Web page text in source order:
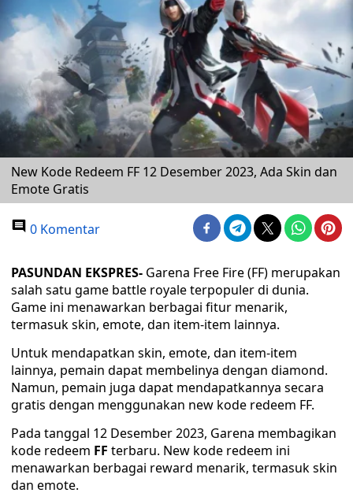
New Kode Redeem FF 12 Desember 2023, Ada Skin dan
Emote Gratis
0 Komentar
PASUNDAN EKSPRES- Garena Free Fire (FF) merupakan
salah satu game battle royale terpopuler di dunia.
Game ini menawarkan berbagai fitur menarik,
termasuk skin, emote, dan item-item lainnya.
Untuk mendapatkan skin, emote, dan item-item
lainnya, pemain dapat membelinya dengan diamond.
Namun, pemain juga dapat mendapatkannya secara
gratis dengan menggunakan new kode redeem FF.
Pada tanggal 12 Desember 2023, Garena membagikan
kode redeem FF terbaru. New kode redeem ini
menawarkan berbagai reward menarik, termasuk skin
dan emote.